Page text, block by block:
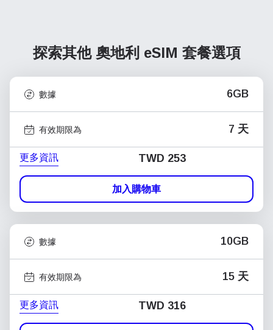
探索其他 奧地利 eSIM 套餐選項
數據 6GB
有效期限為 7 天
更多資訊 TWD 253
加入購物車
數據 10GB
有效期限為 15 天
更多資訊 TWD 316